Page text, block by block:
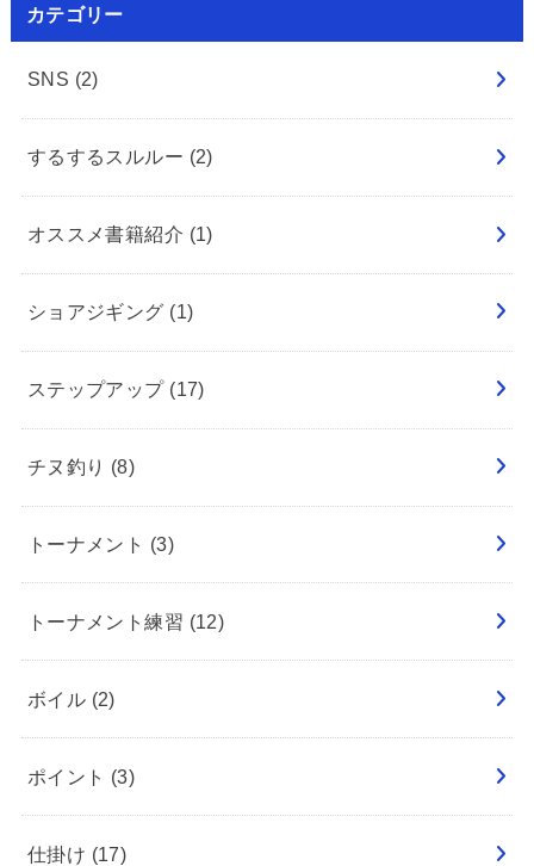
カテゴリー
SNS (2)
するするスルルー (2)
オススメ書籍紹介 (1)
ショアジギング (1)
ステップアップ (17)
チヌ釣り (8)
トーナメント (3)
トーナメント練習 (12)
ボイル (2)
ポイント (3)
仕掛け (17)